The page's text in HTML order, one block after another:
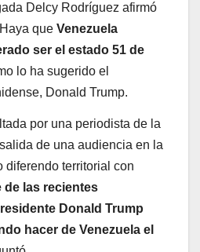
Delcy Rodríguez afirmó
que Venezuela
ser el estado 51 de
lo ha sugerido el
Donald Trump.
por una periodista de la
de una audiencia en la
diferendo territorial con
de las recientes
Donald Trump
hacer de Venezuela el